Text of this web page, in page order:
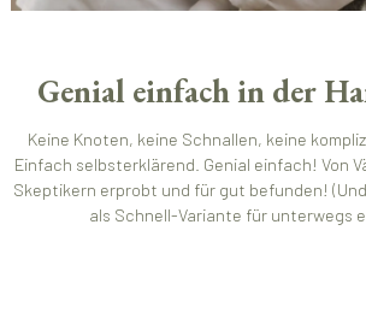
Genial einfach in der
Keine Knoten, keine Schnallen, keine
Einfach selbsterklärend. Genial einfach! Von
Skeptikern erprobt und für gut befunden!
als Schnell-Variante für unterwegs